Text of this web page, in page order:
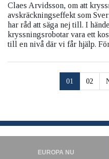
Claes Arvidsson, om att
avskräckningseffekt som
har råd att säga nej till. I
kryssningsrobotar vara ett
till en nivå där vi får hjälp.
01 02
EUROPA NU